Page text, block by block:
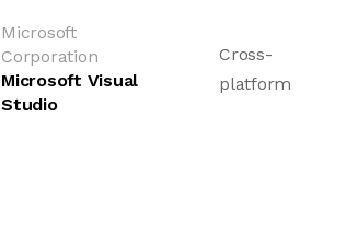
Microsoft
Corporation
Microsoft Visual
Studio
Cross-
platform